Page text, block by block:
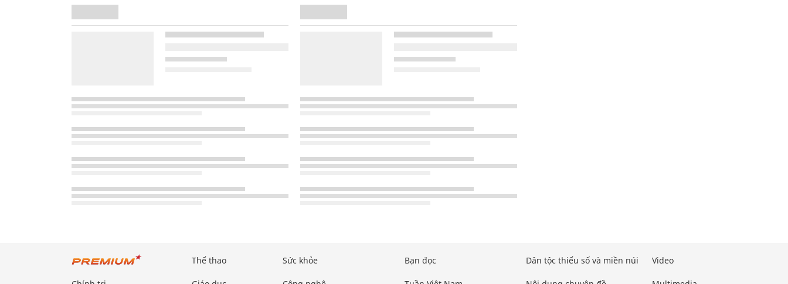
Thể thao Sức khỏe Bạn đọc Dân tộc thiểu số và miền núi Video